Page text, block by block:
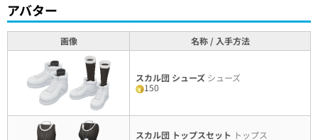
アバター
画像 名称 / 入手方法
スカル団 シューズ シューズ
150
スカル団 トップスセット トップス